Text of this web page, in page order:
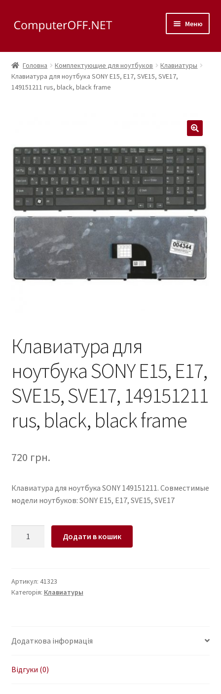
до
до
Меню
Корзина
Магазин
меню
Как доехать?
Скупка
меню
Головна Комплектующие для ноутбуков
Клавиатуры
Клавиатура для ноутбука SONY E15, E17, SVE15, SVE17,
149151211 rus, black, black frame
Клавиатура для
ноутбука SONY E15, E17,
SVE15, SVE17, 149151211
rus, black, black frame
720 грн.
Клавиатура для ноутбука SONY 149151211. Совместимые
модели ноутбуков: SONY E15, E17, SVE15, SVE17
E15,
E17,
rus,
black
Додати в кошик
Артикул: 41323
Категорія: Клавиатуры
Додаткова інформація
Відгуки (0)